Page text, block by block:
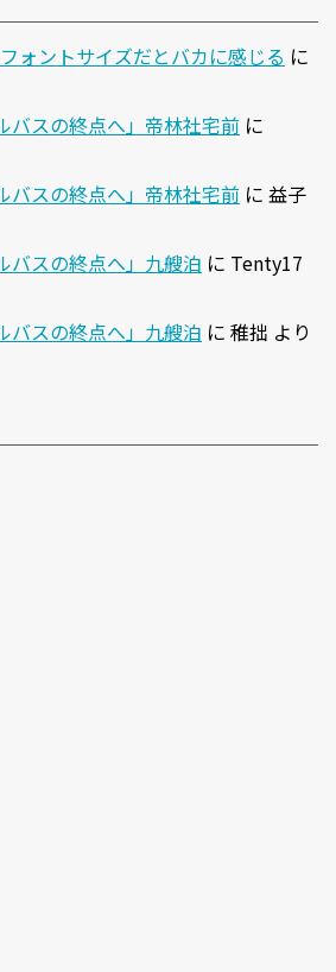
ォントサイズだとバカに感じる に
バスの終点へ」帝林社宅前 に
バスの終点へ」帝林社宅前 に 益子
バスの終点へ」九艘泊 に Tenty17
バスの終点へ」九艘泊 に 稚拙 より